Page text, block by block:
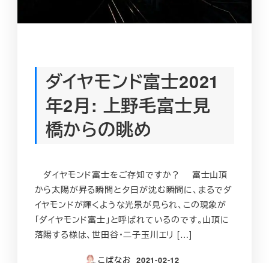
ダイヤモンド富士2021
年2月: 上野毛富士見
橋からの眺め
ダイヤモンド富士をご存知ですか？ 富士山頂
から太陽が昇る瞬間と夕日が沈む瞬間に、まるでダ
イヤモンドが輝くような光景が見られ、この現象が
「ダイヤモンド富士」と呼ばれているのです。山頂に
落陽する様は、世田谷・二子玉川エリ […]
こばなお 2021-02-12